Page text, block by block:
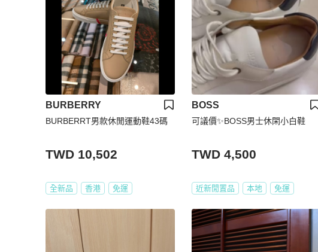
BURBERRY
BURBERRT男款休閒運動鞋43碼
TWD 10,502
全新品 香港 免運
BOSS
可議價✨BOSS男士休閑小白鞋
TWD 4,500
近新閒置品 本地 免運